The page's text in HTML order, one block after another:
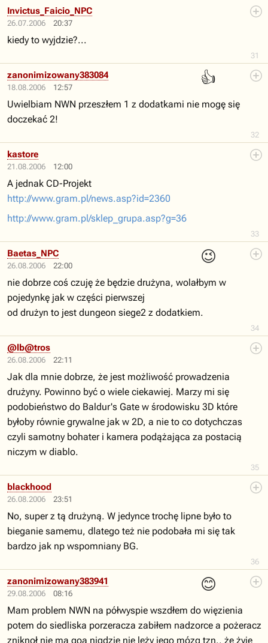
26.07.2006 20:37
31
Invictus_Faicio_NPC
kiedy to wyjdzie?...
18.08.2006 12:57
👍
32
zanonimizowany383084
Uwielbiam NWN przeszłem 1 z dodatkami nie mogę się
doczekać 2!
21.08.2006 12:00
33
kastore
A jednak CD-Projekt
http://www.gram.pl/news.asp?id=2360
http://www.gram.pl/sklep_grupa.asp?g=36
26.08.2006 22:00
😉
34
Baetas_NPC
nie dobrze coś czuję że będzie drużyna, wolałbym w
pojedynkę jak w części pierwszej
od drużyn to jest dungeon siege2 z dodatkiem.
26.08.2006 22:11
35
@lb@tros
Jak dla mnie dobrze, że jest możliwość prowadzenia
drużyny. Powinno być o wiele ciekawiej. Marzy mi się
podobieństwo do Baldur's Gate w środowisku 3D które
byłoby równie grywalne jak w 2D, a nie to co dotychczas
czyli samotny bohater i kamera podążająca za postacią
niczym w diablo.
26.08.2006 23:51
36
blackhood
No, super z tą drużyną. W jedynce trochę lipne było to
bieganie samemu, dlatego też nie podobała mi się tak
bardzo jak np wspomniany BG.
29.08.2006 08:16
😊
zanonimizowany383941
Mam problem NWN na półwyspie wszdłem do więzienia
potem do siedliska porzeracza zabiłem nadzorce a pożeracz
zniknoł nie ma goa nigdzie nie leży jego mózg tzn., że żyje